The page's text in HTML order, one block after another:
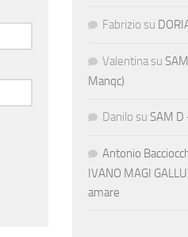
Fabrizio su
Valentina su
Manqc)
Danilo su SAM D
Antonio
IVANO MAGI
amare